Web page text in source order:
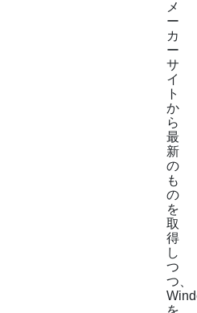
メ
ー
カ
ー
サ
イ
ト
か
ら
最
新
の
も
の
を
取
得
し
つ
つ、
を